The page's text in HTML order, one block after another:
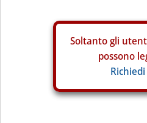
Soltanto gli
possono